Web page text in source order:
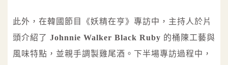
此外，在韓國節目《妖精在亨》專訪中，主持人於片
頭介紹了 Johnnie Walker Black Ruby 的桶陳工藝與
風味特點，並親手調製雞尾酒。下半場專訪過程中，